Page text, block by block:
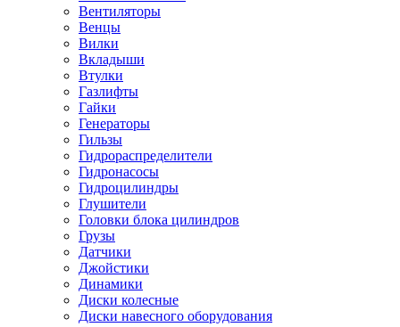
Вентиляторы
Венцы
Вилки
Вкладыши
Втулки
Газлифты
Гайки
Генераторы
Гильзы
Гидрораспределители
Гидронасосы
Гидроцилиндры
Глушители
Головки блока цилиндров
Грузы
Датчики
Джойстики
Динамики
Диски колесные
Диски навесного оборудования